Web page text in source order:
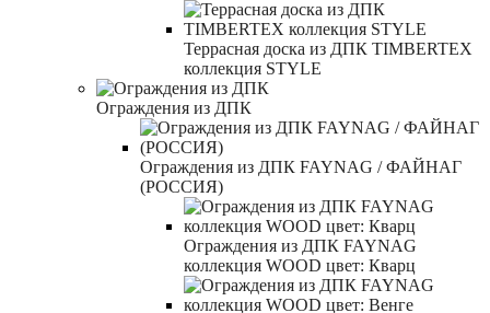
Террасная доска из ДПК TIMBERTEX
коллекция STYLE
Ограждения из ДПК
Ограждения из ДПК FAYNAG / ФАЙНАГ
(РОССИЯ)
Ограждения из ДПК FAYNAG
коллекция WOOD цвет: Кварц